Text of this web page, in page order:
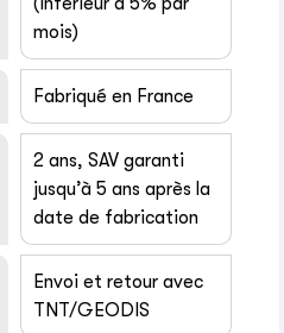
mois)
Fabriqué en France
2 ans, SAV garanti
jusqu’à 5 ans après la
date de fabrication
Envoi et retour avec
TNT/GEODIS